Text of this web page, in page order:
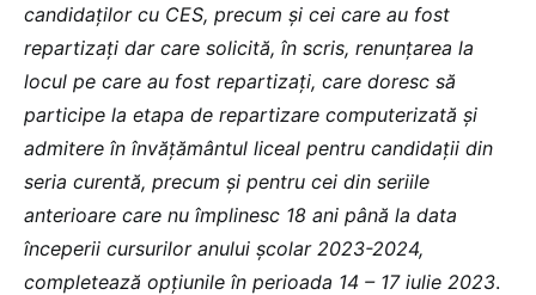
candidaților cu CES, precum și cei care au fost
repartizați dar care solicită, în scris, renunțarea la
locul pe care au fost repartizați, care doresc să
participe la etapa de repartizare computerizată și
admitere în învățământul liceal pentru candidații din
seria curentă, precum și pentru cei din seriile
anterioare care nu împlinesc 18 ani până la data
începerii cursurilor anului școlar 2023-2024,
completează opțiunile în perioada 14 – 17 iulie 2023.